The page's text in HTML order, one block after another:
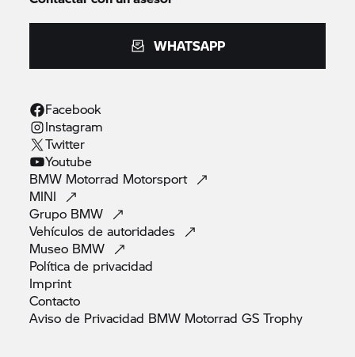
WHATSAPP
Facebook
Instagram
Twitter
Youtube
BMW Motorrad Motorsport
MINI
Grupo BMW
Vehículos deautoridades
Museo BMW
Política de privacidad
Imprint
Contacto
Aviso de Privacidad BMW Motorrad GSTrophy